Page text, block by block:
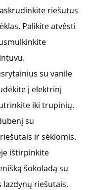
riešutus
Palikite atvėsti
su vanile
į elektrinį
iki trupinių.
su
ir sėklomis.
ištirpinkite
šokoladą su
lazdynų riešutais,